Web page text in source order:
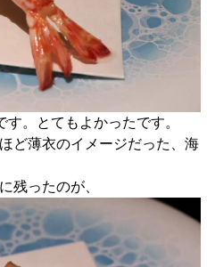
。とてもよかったです。
ど薄衣のイメージだった、海
残ったのが、